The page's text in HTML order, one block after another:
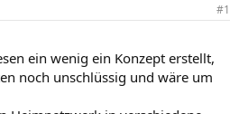
#1
ein wenig ein Konzept erstellt,
noch unschlüssig und wäre um